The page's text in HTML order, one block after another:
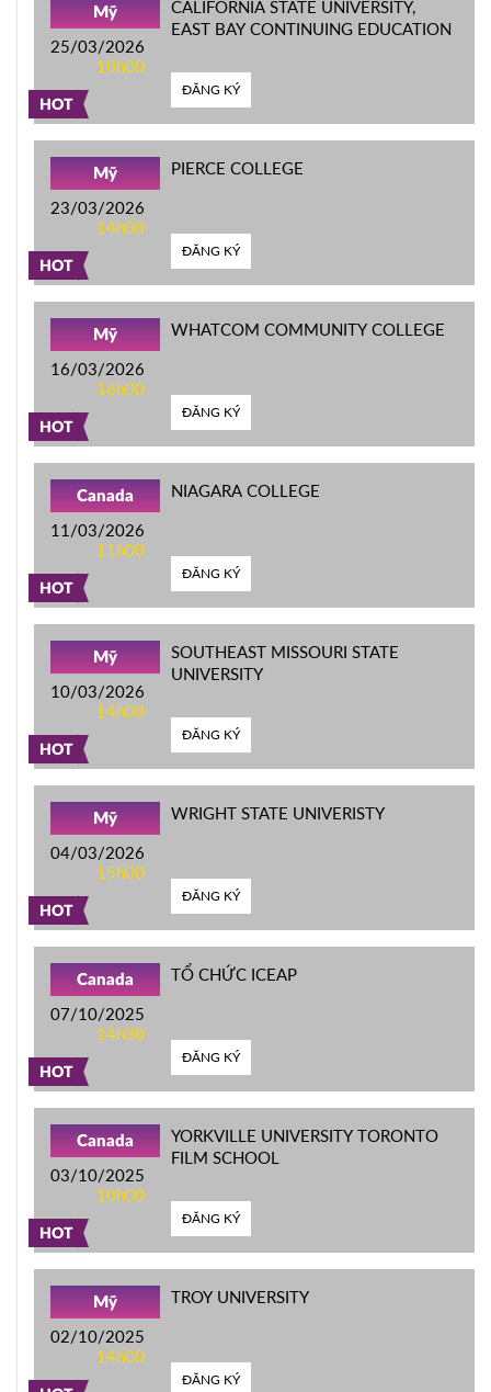
HOT
Mỹ
25/03/2026
10h00
CALIFORNIA STATE UNIVERSITY,
EAST BAY CONTINUING EDUCATION
ĐĂNG KÝ
HOT
Mỹ
23/03/2026
14h00
PIERCE COLLEGE
ĐĂNG KÝ
HOT
Mỹ
16/03/2026
16h00
WHATCOM COMMUNITY COLLEGE
ĐĂNG KÝ
HOT
Canada
11/03/2026
11h00
NIAGARA COLLEGE
ĐĂNG KÝ
HOT
Mỹ
10/03/2026
14h00
SOUTHEAST MISSOURI STATE
UNIVERSITY
ĐĂNG KÝ
HOT
Mỹ
04/03/2026
15h00
WRIGHT STATE UNIVERISTY
ĐĂNG KÝ
HOT
Canada
07/10/2025
14h30
TỔ CHỨC ICEAP
ĐĂNG KÝ
HOT
Canada
03/10/2025
10h00
YORKVILLE UNIVERSITY TORONTO
FILM SCHOOL
ĐĂNG KÝ
Mỹ
02/10/2025
14h00
TROY UNIVERSITY
ĐĂNG KÝ